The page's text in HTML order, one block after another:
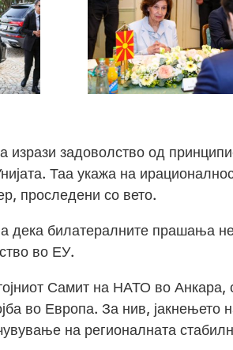
задоволство од
Таа укажа на
проследени со вето.
дека билатералните прашања
во ЕУ.
Самит на НАТО во Анкара,
во Европа. За нив, јакнењето
на регионалната